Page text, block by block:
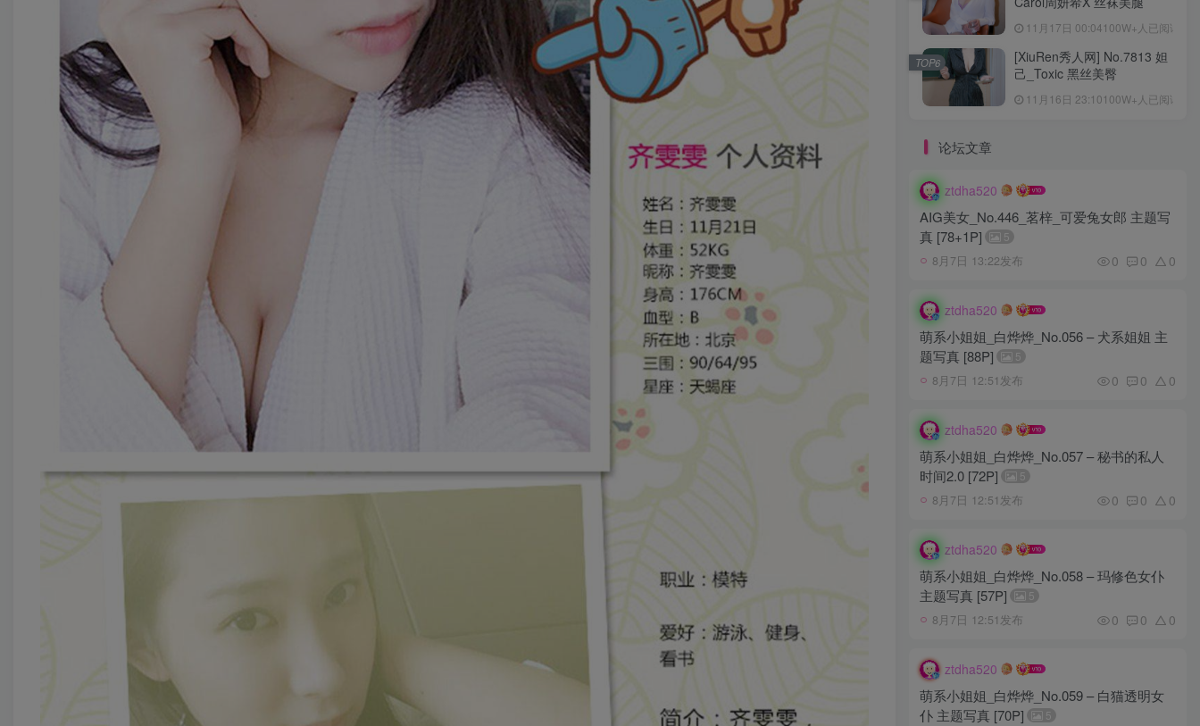
11月17日 00:04 100W+人已阅读
[XiuRen秀人网] No.7813 妲
己_Toxic 黑丝美臀
11月16日 23:10 100W+人已阅读
TOP6
论坛文章
ztdha520
AIG美女_No.446_茗梓_可爱兔女郎 主题写
真 [78+1P]
5
8月7日 13:22发布 0 0 0
ztdha520
萌系小姐姐_白烨烨_No.056 – 犬系姐姐 主
题写真 [88P]
5
8月7日 12:51发布 0 0 0
ztdha520
萌系小姐姐_白烨烨_No.057 – 秘书的私人
时间2.0 [72P]
5
8月7日 12:51发布 0 0 0
ztdha520
萌系小姐姐_白烨烨_No.058 – 玛修色女仆
主题写真 [57P]
5
8月7日 12:51发布 0 0 0
ztdha520
萌系小姐姐_白烨烨_No.059 – 白猫透明女
仆 主题写真 [70P]
5